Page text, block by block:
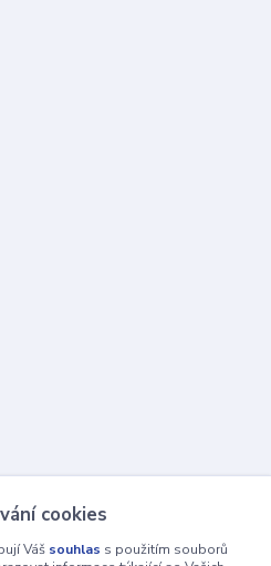
cookies
Váš souhlas s použitím souborů